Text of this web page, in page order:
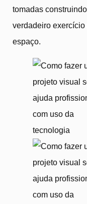
tomadas
verdadeiro
espaço.